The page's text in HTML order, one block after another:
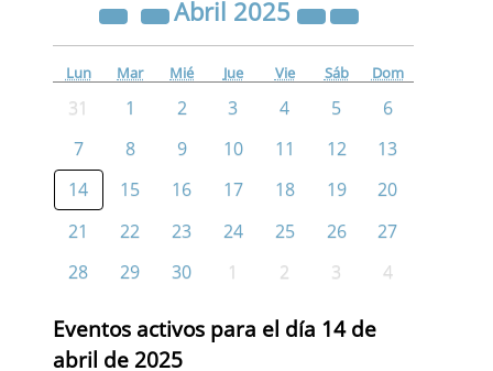
Abril 2025
Lun Mar Mié Jue Vie Sáb Dom
31 1 2 3 4 5
6
7
8 9 10 11 12
13
14
15 16 17 18 19
20
21
22 23 24 25 26
27
28
29 30 1 2 3 4
Eventos activos para el día 14 de
abril de 2025